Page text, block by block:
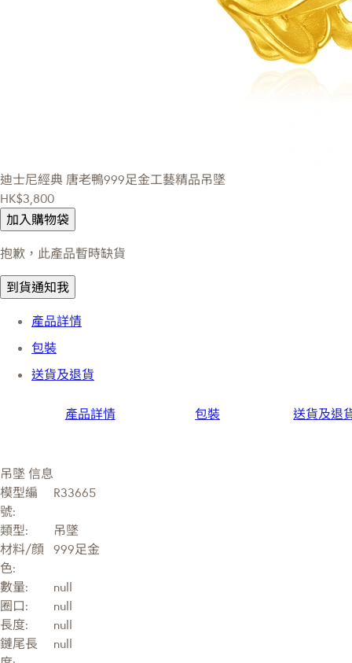
迪士尼經典 唐老鴨999足金工藝精品吊墜
HK$3,800
加入購物袋
抱歉，此產品暫時缺貨
到貨通知我
產品詳情
包裝
送貨及退貨
產品詳情 包裝 送貨及退
吊墜 信息
模型編
號:
R33665
類型:
吊墜
材料/顔
色:
999足金
數量:
null
圈口:
null
長度:
null
鏈尾長
null